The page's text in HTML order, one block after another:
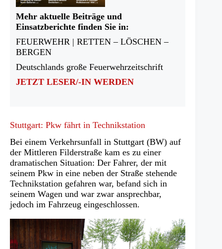
Mehr aktuelle Beiträge und
Einsatzberichte finden Sie in:
FEUERWEHR | RETTEN – LÖSCHEN –
BERGEN
Deutschlands große Feuerwehrzeitschrift
JETZT LESER/-IN WERDEN
Stuttgart: Pkw fährt in Technikstation
Bei einem Verkehrsunfall in Stuttgart (BW) auf
der Mittleren Filderstraße kam es zu einer
dramatischen Situation: Der Fahrer, der mit
seinem Pkw in eine neben der Straße stehende
Technikstation gefahren war, befand sich in
seinem Wagen und war zwar ansprechbar,
jedoch im Fahrzeug eingeschlossen.